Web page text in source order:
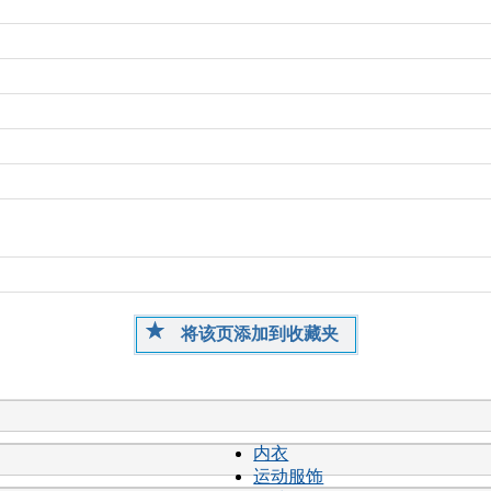
将该页添加到收藏夹
内衣
运动服饰